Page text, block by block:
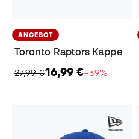
ANGEBOT
Toronto Raptors Kappe
27,99 €16,99 €−39%